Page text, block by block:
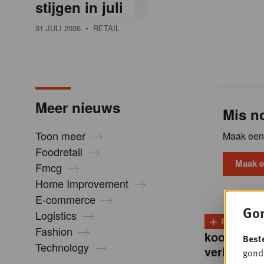
stijgen in juli
31 JULI 2026 • RETAIL
Meer nieuws
Toon meer
Foodretail
Fmcg
Home Improvement
E-commerce
Logistics
Fashion
Technology
Mis
Maak
Maak
+ PLUS
verkoop”